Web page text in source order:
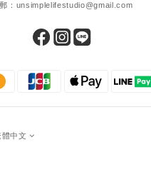
：unsimplelifestudio@gmail.com
體中文